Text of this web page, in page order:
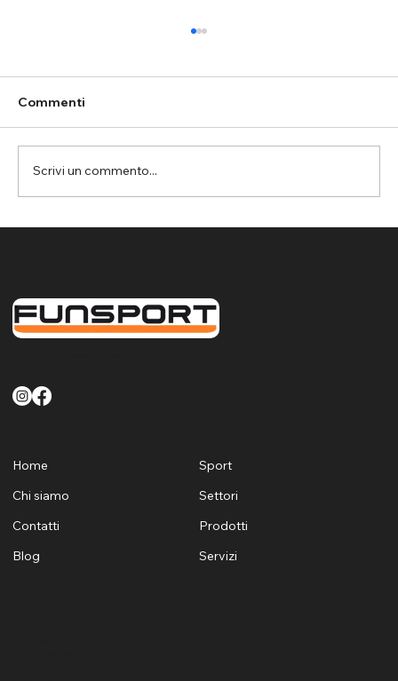
Commenti
Scrivi un commento...
Home
Chi siamo
Contatti
Blog
Sport
Settori
Prodotti
Servizi